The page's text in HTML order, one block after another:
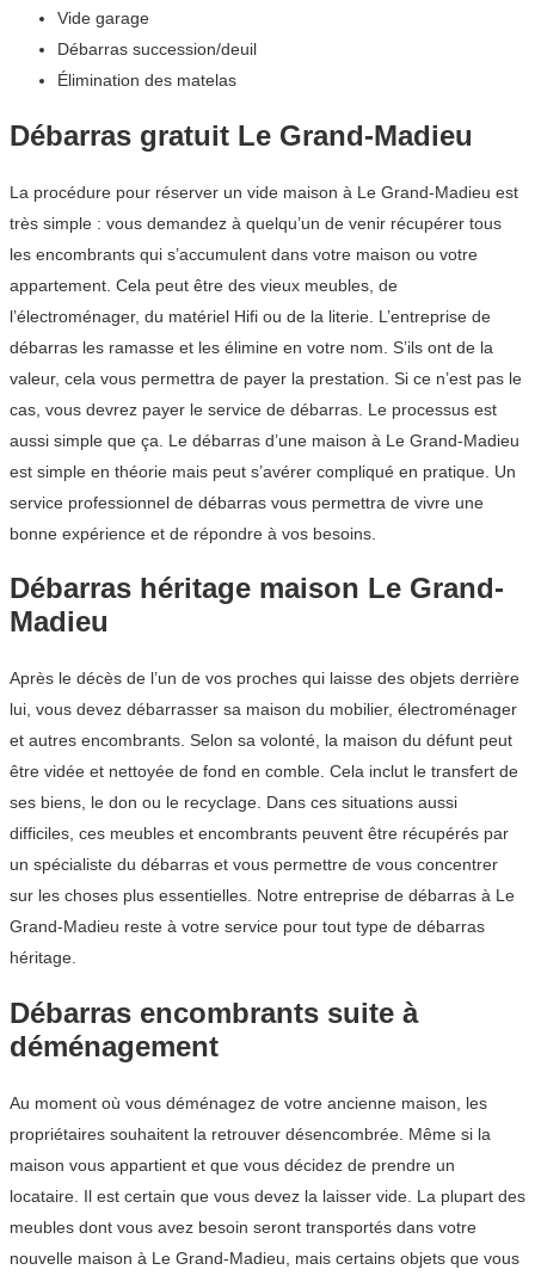
Vide garage
Débarras succession/deuil
Élimination des matelas
Débarras gratuit Le Grand-Madieu
La procédure pour réserver un vide maison à Le Grand-Madieu est
très simple : vous demandez à quelqu’un de venir récupérer tous
les encombrants qui s’accumulent dans votre maison ou votre
appartement. Cela peut être des vieux meubles, de
l’électroménager, du matériel Hifi ou de la literie. L’entreprise de
débarras les ramasse et les élimine en votre nom. S’ils ont de la
valeur, cela vous permettra de payer la prestation. Si ce n’est pas le
cas, vous devrez payer le service de débarras. Le processus est
aussi simple que ça. Le débarras d’une maison à Le Grand-Madieu
est simple en théorie mais peut s’avérer compliqué en pratique. Un
service professionnel de débarras vous permettra de vivre une
bonne expérience et de répondre à vos besoins.
Débarras héritage maison Le Grand-
Madieu
Après le décès de l’un de vos proches qui laisse des objets derrière
lui, vous devez débarrasser sa maison du mobilier, électroménager
et autres encombrants. Selon sa volonté, la maison du défunt peut
être vidée et nettoyée de fond en comble. Cela inclut le transfert de
ses biens, le don ou le recyclage. Dans ces situations aussi
difficiles, ces meubles et encombrants peuvent être récupérés par
un spécialiste du débarras et vous permettre de vous concentrer
sur les choses plus essentielles. Notre entreprise de débarras à Le
Grand-Madieu reste à votre service pour tout type de débarras
héritage.
Débarras encombrants suite à
déménagement
Au moment où vous déménagez de votre ancienne maison, les
propriétaires souhaitent la retrouver désencombrée. Même si la
maison vous appartient et que vous décidez de prendre un
locataire. Il est certain que vous devez la laisser vide. La plupart des
meubles dont vous avez besoin seront transportés dans votre
nouvelle maison à Le Grand-Madieu, mais certains objets que vous